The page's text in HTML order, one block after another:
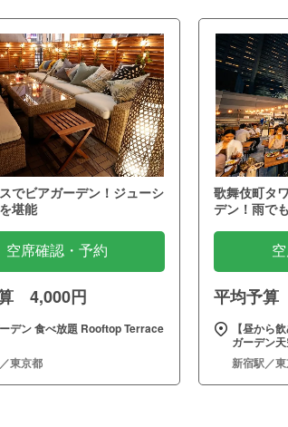
でビアガーデン！ジューシ
堪能
空席確認・予約
4,000円
デン 食べ放題 Rooftop Terrace
東京都
歌舞伎町タ
デン！雨で
平均予
【昼から
ガーデン
新宿駅／